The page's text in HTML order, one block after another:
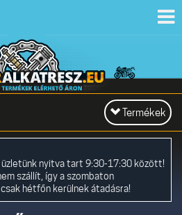
Toggle
navigation
Termékek
nyitva tart 9:30-17:30 között!
szállít, így a szombaton
hétfőn kerülnek átadásra!